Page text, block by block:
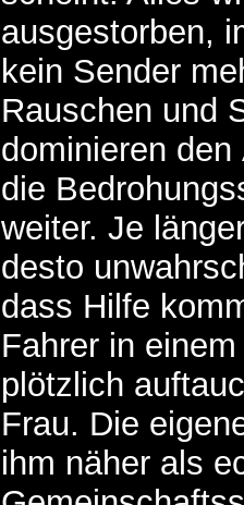
ausgestorben,
kein Sender
Rauschen und
dominieren
die
weiter. Je
desto
dass Hilfe
Fahrer in
plötzlich
Frau. Die
ihm näher als